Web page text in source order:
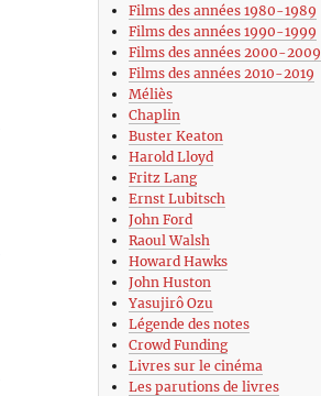
Films des années 1980-1989
Films des années 1990-1999
Films des années 2000-2009
Films des années 2010-2019
Méliès
Chaplin
Buster Keaton
Harold Lloyd
Fritz Lang
Ernst Lubitsch
John Ford
Raoul Walsh
Howard Hawks
John Huston
Yasujirô Ozu
Légende des notes
Crowd Funding
Livres sur le cinéma
Les parutions de livres